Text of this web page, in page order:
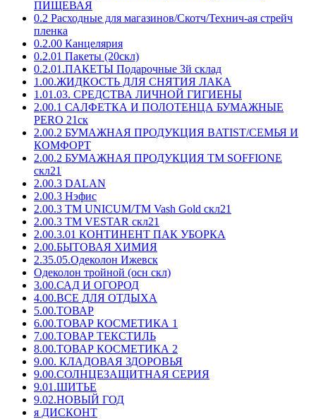
ПИЩЕВАЯ
0.2 Расходные для магазинов/Скотч/Технич-ая стрейч
пленка
0.2.00 Канцелярия
0.2.01 Пакеты (20скл)
0.2.01.ПАКЕТЫ Подарочные 3й склад
1.00.ЖИДКОСТЬ ДЛЯ СНЯТИЯ ЛАКА
1.01.03. СРЕДСТВА ЛИЧНОЙ ГИГИЕНЫ
2.00.1 САЛФЕТКА И ПОЛОТЕНЦА БУМАЖНЫЕ
PERO 21ск
2.00.2 БУМАЖНАЯ ПРОДУКЦИЯ BATIST/СЕМЬЯ И
КОМФОРТ
2.00.2 БУМАЖНАЯ ПРОДУКЦИЯ ТМ SOFFIONE
скл21
2.00.3 DALAN
2.00.3 Нэфис
2.00.3 ТМ UNICUM/ТМ Vash Gold скл21
2.00.3 ТМ VESTAR скл21
2.00.3.01 КОНТИНЕНТ ПАК УБОРКА
2.00.БЫТОВАЯ ХИМИЯ
2.35.05.Одеколон Ижевск
Одеколон тройной (осн скл)
3.00.САД И ОГОРОД
4.00.ВСЕ ДЛЯ ОТДЫХА
5.00.ТОВАР
6.00.ТОВАР КОСМЕТИКА 1
7.00.ТОВАР ТЕКСТИЛЬ
8.00.ТОВАР КОСМЕТИКА 2
9.00. КЛАДОВАЯ ЗДОРОВЬЯ
9.00.СОЛНЦЕЗАЩИТНАЯ СЕРИЯ
9.01.ШИТЬЕ
9.02.НОВЫЙ ГОД
я ДИСКОНТ